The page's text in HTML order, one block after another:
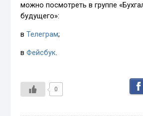
можно посмотреть в группе
будущего»:
вТелеграм;
вФейсбук.
0